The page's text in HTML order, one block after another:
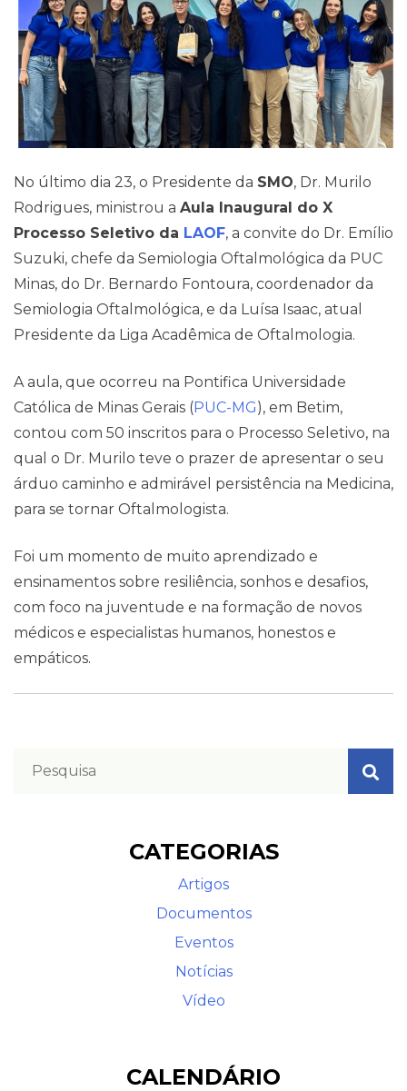
Pareceres Jurídicos
No último dia 23, o Presidente da SMO, Dr. Murilo
Rodrigues, ministrou a Aula Inaugural do X
Processo Seletivo da LAOF, a convite do Dr. Emílio
Suzuki, chefe da Semiologia Oftalmológica da PUC
Minas, do Dr. Bernardo Fontoura, coordenador da
Semiologia Oftalmológica, e da Luísa Isaac, atual
Presidente da Liga Acadêmica de Oftalmologia.
A aula, que ocorreu na Pontifica Universidade
Católica de Minas Gerais (PUC-MG), em Betim,
contou com 50 inscritos para o Processo Seletivo, na
qual o Dr. Murilo teve o prazer de apresentar o seu
árduo caminho e admirável persistência na Medicina,
para se tornar Oftalmologista.
Foi um momento de muito aprendizado e
ensinamentos sobre resiliência, sonhos e desafios,
com foco na juventude e na formação de novos
médicos e especialistas humanos, honestos e
empáticos.
CATEGORIAS
Artigos
Documentos
Eventos
Notícias
Vídeo
CALENDÁRIO